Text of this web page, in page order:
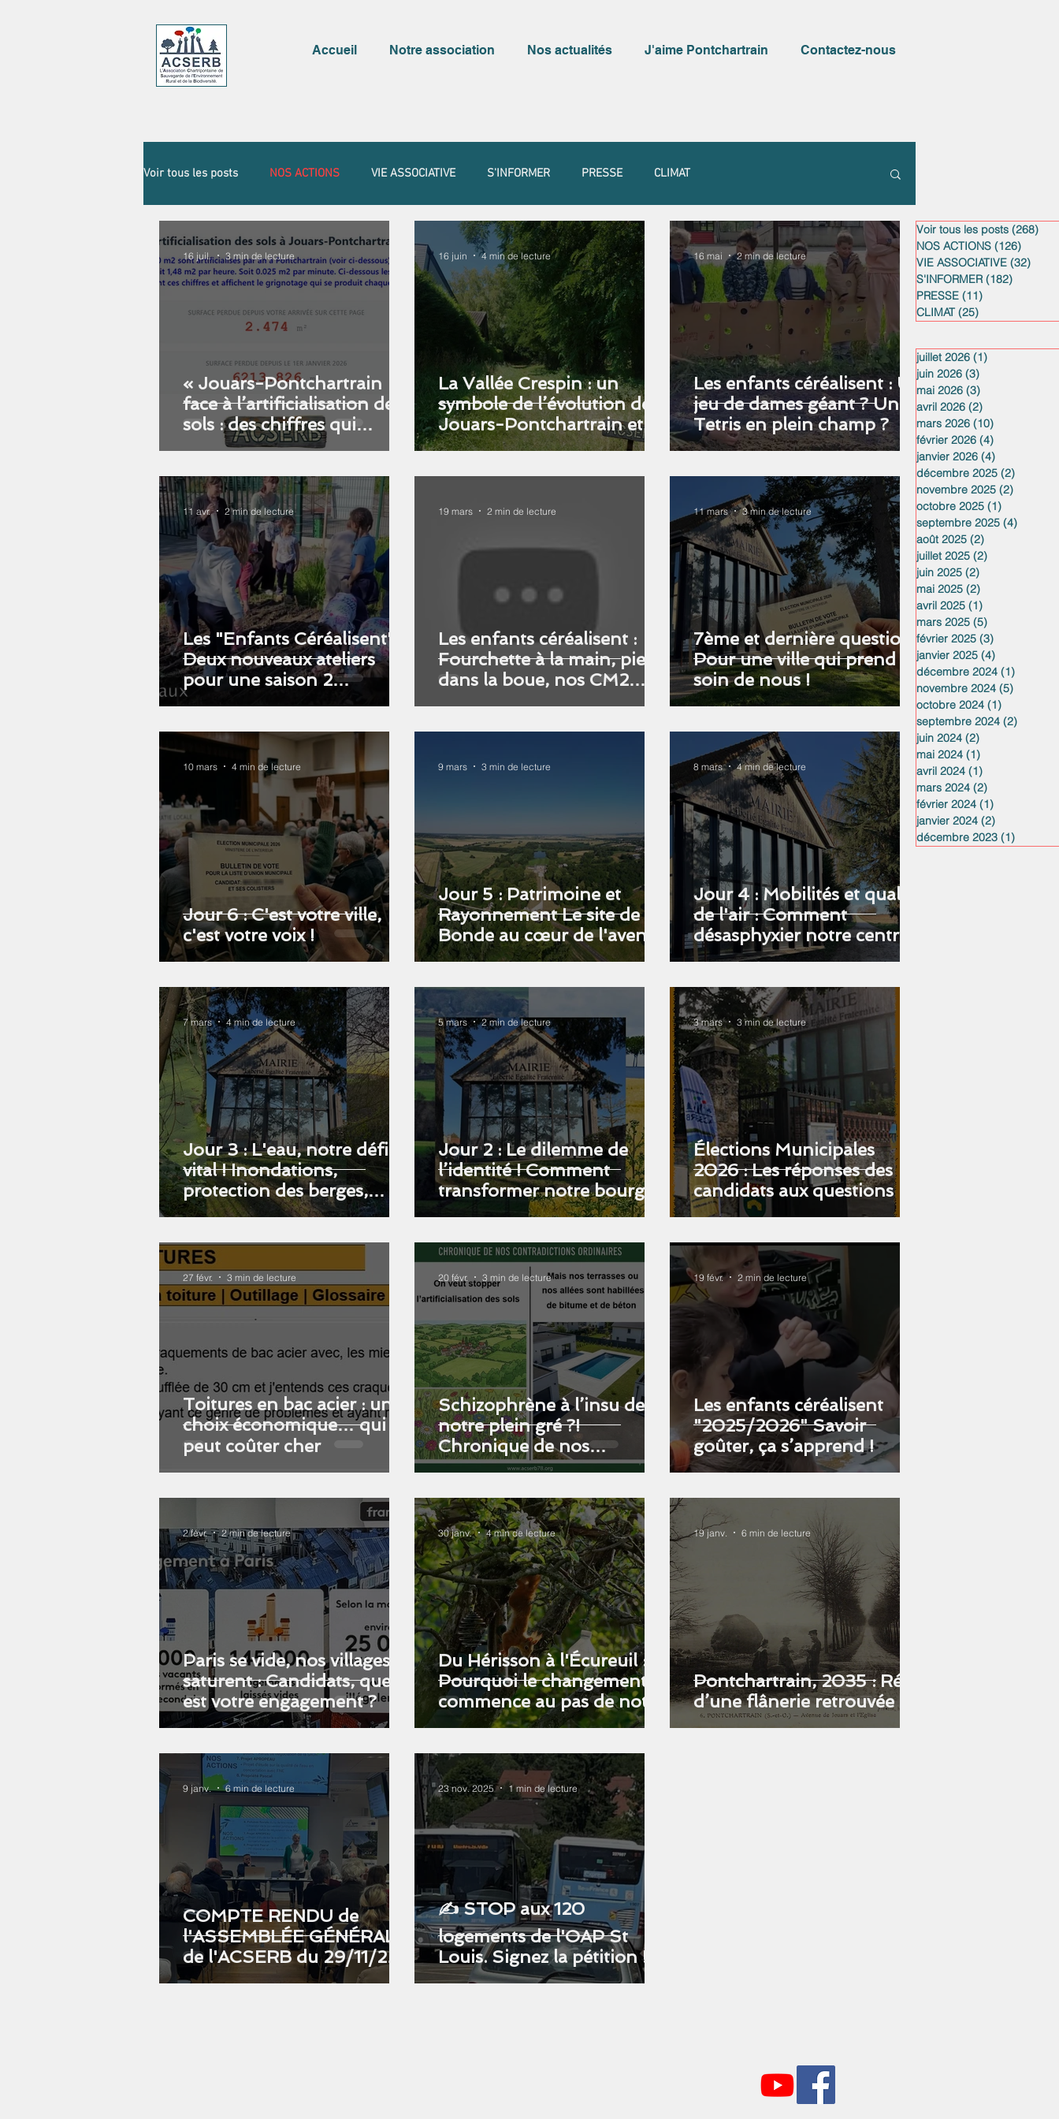
Accueil Notre association Nos actualités J'aime Pontchartrain Contactez-nous
Voir tous les posts NOS ACTIONS VIE ASSOCIATIVE S'INFORMER PRESSE CLIMAT
« Jouars-Pontchartrain
face à l’artificialisation des
sols : des chiffres qui
parlent »
16 juil. 3 min de lecture
La Vallée Crespin : un
symbole de l’évolution de
Jouars-Pontchartrain et de
l’engagement de l’ACSERB
16 juin 4 min de lecture
Les enfants céréalisent : Un
jeu de dames géant ? Un
Tetris en plein champ ?
16 mai 2 min de lecture
Les "Enfants Céréalisent" :
Deux nouveaux ateliers
pour une saison 2
"augmentée" !
11 avr. 2 min de lecture
Les enfants céréalisent :
Fourchette à la main, pieds
dans la boue, nos CM2
19 mars 2 min de lecture
7ème et dernière question :
Pour une ville qui prend
soin de nous !
11 mars 3 min de lecture
Jour 6 : C'est votre ville,
c'est votre voix !
10 mars 4 min de lecture
Jour 5 : Patrimoine et
Rayonnement Le site de La
Bonde au cœur de l'avenir
de notre commune.
9 mars 3 min de lecture
Jour 4 : Mobilités et qualité
de l'air : Comment
désasphyxier notre centre-
bourg ?
8 mars 4 min de lecture
Jour 3 : L'eau, notre défi
vital ! Inondations,
protection des berges,
pollution : comment
7 mars 4 min de lecture
Jour 2 : Le dilemme de
l’identité ! Comment
transformer notre bourg
sans perdre son âme ?
5 mars 2 min de lecture
Élections Municipales
2026 : Les réponses des
candidats aux questions de
l’ACSERB.
3 mars 3 min de lecture
Toitures en bac acier : un
choix économique… qui
peut coûter cher
27 févr. 3 min de lecture
Schizophrène à l’insu de
notre plein gré ?!
Chronique de nos
contradictions ordinaires
20 févr. 3 min de lecture
Les enfants céréalisent
"2025/2026" Savoir
goûter, ça s’apprend !
19 févr. 2 min de lecture
Paris se vide, nos villages
saturent : Candidats, quel
est votre engagement ?
2 févr. 2 min de lecture
Du Hérisson à l'Écureuil :
Pourquoi le changement
commence au pas de notre
porte.
30 janv. 4 min de lecture
Pontchartrain, 2035 : Récit
d’une flânerie retrouvée
19 janv. 6 min de lecture
COMPTE RENDU de
l'ASSEMBLÉE GÉNÉRALE
de l'ACSERB du 29/11/25
À BAZOCHES
9 janv. 6 min de lecture
✍️ STOP aux 120
logements de l'OAP St
Louis. Signez la pétition !
23 nov. 2025 1 min de lecture
Voir tous les posts (268)
NOS ACTIONS (126)
VIE ASSOCIATIVE (32)
S'INFORMER (182)
PRESSE (11)
CLIMAT (25)
juillet 2026 (1)
juin 2026 (3)
mai 2026 (3)
avril 2026 (2)
mars 2026 (10)
février 2026 (4)
janvier 2026 (4)
décembre 2025 (2)
novembre 2025 (2)
octobre 2025 (1)
septembre 2025 (4)
août 2025 (2)
juillet 2025 (2)
juin 2025 (2)
mai 2025 (2)
avril 2025 (1)
mars 2025 (5)
février 2025 (3)
janvier 2025 (4)
décembre 2024 (1)
novembre 2024 (5)
octobre 2024 (1)
septembre 2024 (2)
juin 2024 (2)
mai 2024 (1)
avril 2024 (1)
mars 2024 (2)
février 2024 (1)
janvier 2024 (2)
décembre 2023 (1)